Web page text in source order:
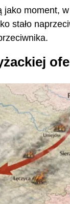
jako moment,
stało